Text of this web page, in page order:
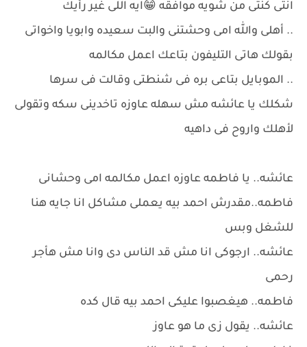
انتى كنتى من شويه موافقه 😁ايه اللى غير رأيك
.. أهلى والله امى وحشتنى والبت سعيده وابويا واخواتى
بقولك هاتى التليفون بتاعك اعمل مكالمه
.. الموبايل بتاعى بره فى شنطتى وقالت فى سرها
شكلك يا عائشه مش سهله عاوزه تاخدينى سكه وتقولى
لأهلك واروح فى داهيه
عائشه.. يا فاطمه عاوزه اعمل مكالمه امى وحشانى
فاطمه..مقدرش احمد بيه يعملى مشاكل انا جايه هنا
للشغل وبس
عائشه.. ارجوكى انا مش قد الناس دى وانا مش هأجر
رحمى
فاطمه.. هيغصبوا عليكى احمد بيه قال كده
عائشه.. يقول زى ما هو عاوز